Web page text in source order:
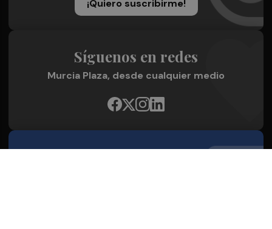
¡Quiero suscribirme!
Síguenos en redes
Murcia Plaza, desde cualquier medio